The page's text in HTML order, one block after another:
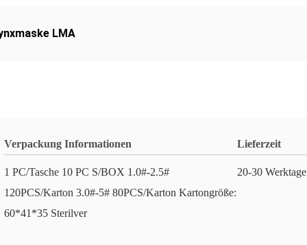
LMA
Verpackung Informationen
1 PC/Tasche 10 PC S/BOX 1.0#-2.5#
120PCS/Karton 3.0#-5# 80PCS/Karton Kartongröße:
60*41*35 Sterilver
Lieferzeit
20-30 Werktage